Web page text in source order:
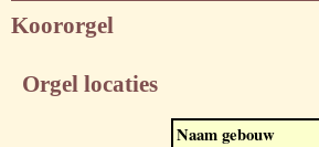
Koororgel
Orgel locaties
Naam gebouw